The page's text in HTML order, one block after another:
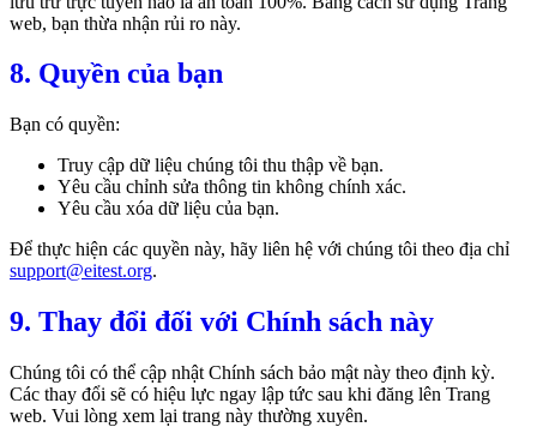
web, bạn thừa nhận rủi ro này.
8. Quyền của bạn
Bạn có quyền:
Truy cập dữ liệu chúng tôi thu thập về bạn.
Yêu cầu chỉnh sửa thông tin không chính xác.
Yêu cầu xóa dữ liệu của bạn.
Để thực hiện các quyền này, hãy liên hệ với chúng tôi theo địa chỉ
support@eitest.org.
9. Thay đổi đối với Chính sách này
Chúng tôi có thể cập nhật Chính sách bảo mật này theo định kỳ.
Các thay đổi sẽ có hiệu lực ngay lập tức sau khi đăng lên Trang
web. Vui lòng xem lại trang này thường xuyên.